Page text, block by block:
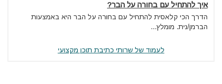
איך להתחיל עם בחורה על הבר?
הדרך הכי קלאסית להתחיל עם בחורה על הבר היא באמצעות
הברמן/נית. מומלץ...
לעמוד של שרותי כתיבת תוכן מקצועי